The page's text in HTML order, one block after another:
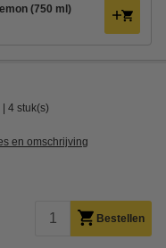
(750 ml)
4 stuk(s)
en omschrijving
Bestellen